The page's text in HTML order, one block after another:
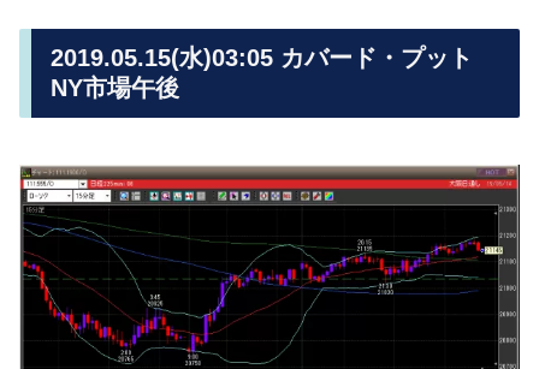
2019.05.15(水)03:05 カバード・プット
NY市場午後